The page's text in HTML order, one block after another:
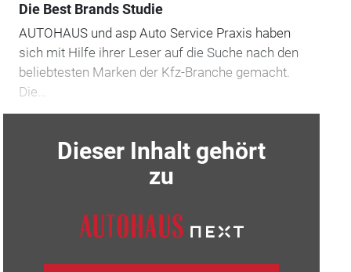
Die Best Brands Studie
AUTOHAUS und asp Auto Service Praxis haben
sich mit Hilfe ihrer Leser auf die Suche nach den
beliebtesten Marken der Kfz-Branche gemacht.
Die…
Dieser Inhalt gehört
zu